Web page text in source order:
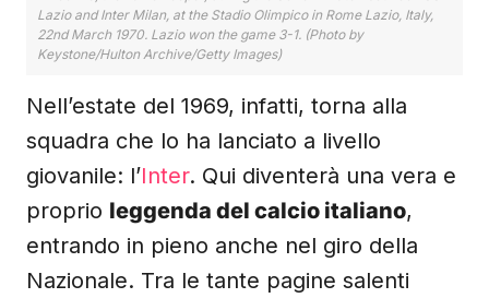
Lazio and Inter Milan, at the Stadio Olimpico in Rome Lazio, Italy,
22nd March 1970. Lazio won the game 3-1. (Photo by
Keystone/Hulton Archive/Getty Images)
Nell’estate del 1969, infatti, torna alla
squadra che lo ha lanciato a livello
giovanile: l’Inter. Qui diventerà una vera e
proprio leggenda del calcio italiano,
entrando in pieno anche nel giro della
Nazionale. Tra le tante pagine salenti